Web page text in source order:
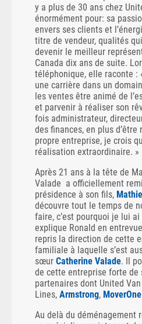
y a plus de 30 ans chez
énormément pour: sa
envers ses clients et
titre de vendeur, qualités
devenir le meilleur
Canada dix ans de suite.
téléphonique, elle raconte :
une carrière dans un
les ventes être animé de
et parvenir à réaliser son
fois administrateur,
des finances, en plus
propre entreprise, je crois
réalisation extraordinaire. »
Après 21 ans à la tête de
Valade a officiellement
présidence à son fils,
découvre tout le temps de
faire, c’est pourquoi je lui
explique Ronald en
repris la direction de cette
familiale à laquelle s’est
sœur Catherine Valade. Il
de cette entreprise forte de
partenaires dont United Van
Lines, Armstrong, MoverOne
Au delà du déménagement